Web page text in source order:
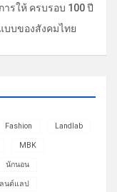
รให้ ครบรอบ 100 ปี
บของสังคมไทย
Fashion Landlab
MBK
นักนอน
นด์แลป